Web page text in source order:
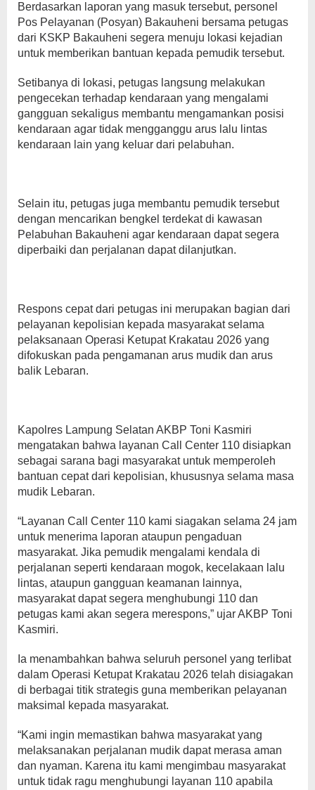
Berdasarkan laporan yang masuk tersebut, personel
Pos Pelayanan (Posyan) Bakauheni bersama petugas
dari KSKP Bakauheni segera menuju lokasi kejadian
untuk memberikan bantuan kepada pemudik tersebut.
Setibanya di lokasi, petugas langsung melakukan
pengecekan terhadap kendaraan yang mengalami
gangguan sekaligus membantu mengamankan posisi
kendaraan agar tidak mengganggu arus lalu lintas
kendaraan lain yang keluar dari pelabuhan.
Selain itu, petugas juga membantu pemudik tersebut
dengan mencarikan bengkel terdekat di kawasan
Pelabuhan Bakauheni agar kendaraan dapat segera
diperbaiki dan perjalanan dapat dilanjutkan.
Respons cepat dari petugas ini merupakan bagian dari
pelayanan kepolisian kepada masyarakat selama
pelaksanaan Operasi Ketupat Krakatau 2026 yang
difokuskan pada pengamanan arus mudik dan arus
balik Lebaran.
Kapolres Lampung Selatan AKBP Toni Kasmiri
mengatakan bahwa layanan Call Center 110 disiapkan
sebagai sarana bagi masyarakat untuk memperoleh
bantuan cepat dari kepolisian, khususnya selama masa
mudik Lebaran.
“Layanan Call Center 110 kami siagakan selama 24 jam
untuk menerima laporan ataupun pengaduan
masyarakat. Jika pemudik mengalami kendala di
perjalanan seperti kendaraan mogok, kecelakaan lalu
lintas, ataupun gangguan keamanan lainnya,
masyarakat dapat segera menghubungi 110 dan
petugas kami akan segera merespons,” ujar AKBP Toni
Kasmiri.
Ia menambahkan bahwa seluruh personel yang terlibat
dalam Operasi Ketupat Krakatau 2026 telah disiagakan
di berbagai titik strategis guna memberikan pelayanan
maksimal kepada masyarakat.
“Kami ingin memastikan bahwa masyarakat yang
melaksanakan perjalanan mudik dapat merasa aman
dan nyaman. Karena itu kami mengimbau masyarakat
untuk tidak ragu menghubungi layanan 110 apabila